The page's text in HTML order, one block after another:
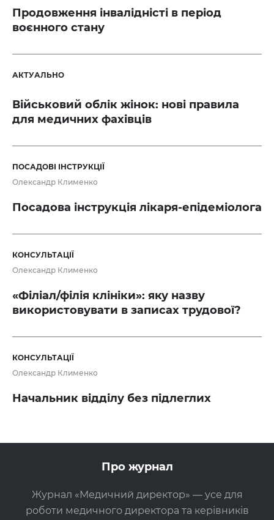
Продовження інвалідністі в період
воєнного стану
АКТУАЛЬНО
Військовий облік жінок: нові правила
для медичних фахівців
ПОСАДОВІ ІНСТРУКЦІЇ
Олександр Клименко
Посадова інструкція лікаря-епідеміолога
КОНСУЛЬТАЦІЇ
Олександр Клименко
«Філіал/філія клініки»: яку назву
використовувати в записах трудової?
КОНСУЛЬТАЦІЇ
Олександр Клименко
Начальник відділу без підлеглих
Про журнал
Журнал «Медичний директор» — усе для
роботи медичного директора та керівників